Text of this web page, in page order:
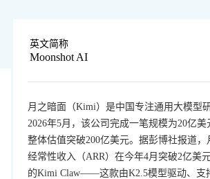
英文简称
Moonshot AI
月之暗面（Kimi）是中国专注通用大模型
2026年5月，该公司完成一笔规模为20亿
整体估值突破200亿美元。据彭博社报道
经常性收入（ARR）在今年4月突破2亿美
的Kimi Claw——这款由K2.5模型驱动、支